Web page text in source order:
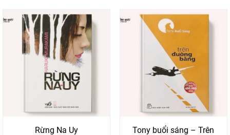
Rừng Na Uy
Tony buổi sáng – Trên